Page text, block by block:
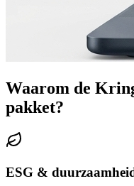
Waarom de
pakket?
ESG &